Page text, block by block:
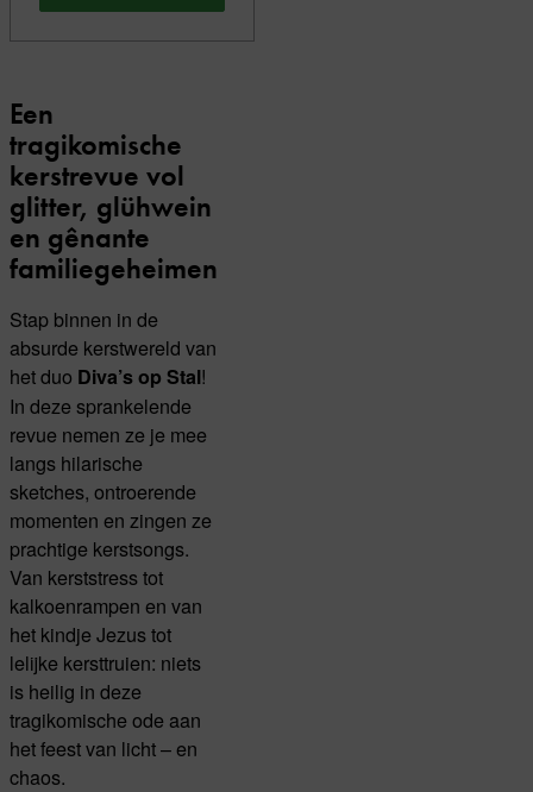
Een
tragikomische
kerstrevue vol
glitter, glühwein
en gênante
familiegeheimen
Stap binnen in de
absurde kerstwereld van
het duo Diva’s op Stal!
In deze sprankelende
revue nemen ze je mee
langs hilarische
sketches, ontroerende
momenten en zingen ze
prachtige kerstsongs.
Van kerststress tot
kalkoenrampen en van
het kindje Jezus tot
lelijke kersttruien: niets
is heilig in deze
tragikomische ode aan
het feest van licht – en
chaos.